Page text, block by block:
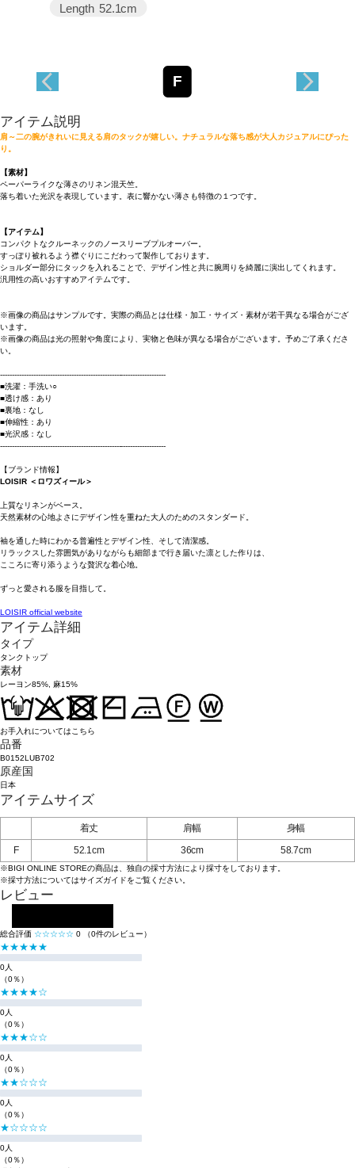
Length 52.1cm
F
アイテム説明
肩～二の腕がきれいに見える肩のタックが嬉しい。ナチュラルな落ち感が大人カジュアルにぴった
り。
【素材】
ペーパーライクな薄さのリネン混天竺。
落ち着いた光沢を表現しています。表に響かない薄さも特徴の１つです。
【アイテム】
コンパクトなクルーネックのノースリーブプルオーバー。
すっぽり被れるよう襟ぐりにこだわって製作しております。
ショルダー部分にタックを入れることで、デザイン性と共に腕周りを綺麗に演出してくれます。
汎用性の高いおすすめアイテムです。
※画像の商品はサンプルです。実際の商品とは仕様・加工・サイズ・素材が若干異なる場合がござ
います。
※画像の商品は光の照射や角度により、実物と色味が異なる場合がございます。予めご了承くださ
い。
----------------------------------------------------------------------
■洗濯：手洗い○
■透け感：あり
■裏地：なし
■伸縮性：あり
■光沢感：なし
----------------------------------------------------------------------
【ブランド情報】
LOISIR ＜ロワズィール＞
上質なリネンがベース。
天然素材の心地よさにデザイン性を重ねた大人のためのスタンダード。
袖を通した時にわかる普遍性とデザイン性、そして清潔感。
リラックスした雰囲気がありながらも細部まで行き届いた凛とした作りは、
こころに寄り添うような贅沢な着心地。
ずっと愛される服を目指して。
LOISIR official website
アイテム詳細
タイプ
タンクトップ
素材
レーヨン85%, 麻15%
お手入れについてはこちら
品番
B0152LUB702
原産国
日本
アイテムサイズ
着丈 肩幅
身幅
F
52.1cm 36cm 58.7cm
※BIGI ONLINE STOREの商品は、独自の採寸方法により採寸をしております。
※採寸方法についてはサイズガイドをご覧ください。
レビュー
総合評価 ☆☆☆☆☆ 0 （0件のレビュー）
★★★★★
0人
（0％）
★★★★☆
0人
（0％）
★★★☆☆
0人
（0％）
★★☆☆☆
0人
（0％）
★☆☆☆☆
0人
（0％）